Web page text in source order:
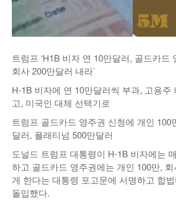
놀이공원
골프
트럼프 ‘H1B 비자 연 10만달러, 골드카드
회사 200만달러 내라’
H-1B 비자에 연 10만달러씩 부과, 고용주
고, 미국인 대체 선택기로
트럼프 골드카드 영주권 신청에 개인 100
달러, 플래티넘 500만달러
도널드 트럼프 대통령이 H-1B 비자에는
하고 골드카드 영주권에는 개인 100만,
게 한다는 대통령 포고문에 서명하고 합
돌입했다.